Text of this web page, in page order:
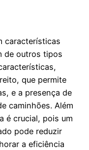
características
de outros tipos
que permite
e a presença de
caminhões. Além
é crucial, pois um
pode reduzir
a eficiência